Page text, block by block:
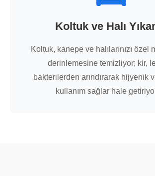
Koltuk ve Halı
Koltuk, kanepe ve halılarınızı özel
derinlemesine temizliyor; kir,
bakterilerden arındırarak hijyenik
kullanım sağlar hale